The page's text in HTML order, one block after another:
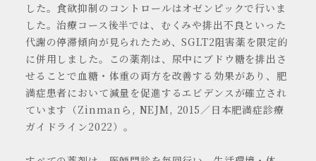
した。食欲抑制のコントロールはオゼンピックで行いま
した。治療コース後半では、むくみや排出不良といった
代謝の停滞傾向が見られたため、SGLT2阻害薬を限定的
に併用しました。この薬剤は、尿中にブドウ糖を排出さ
せることで血糖・体重の両方を改善する効果があり、肥
満症患者において減量を促進するエビデンスが確立され
ています（Zinmanら, NEJM, 2015／日本肥満症診療
ガイドライン2022）。